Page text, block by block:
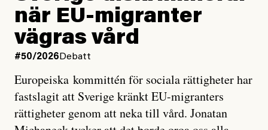
Stilla havet blir ovanligt varmt. Det påverkar vädret
över stora delar av världen och under
forskare allt oftare varnat för att den här El Niñon
Det verkar vara en underdrift, menar nu Zeke
Hausfather.
när EU-migranter
vägras vård
#50/2026 Debatt
Europeiska kommittén för sociala rättigheter har
fastslagit att Sverige kränkt EU-migranters
rättigheter genom att neka till vård. Jonatan